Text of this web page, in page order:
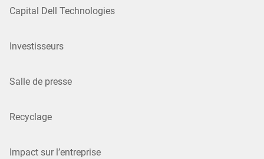
Capital Dell Technologies
Investisseurs
Salle de presse
Recyclage
Impact sur l’entreprise